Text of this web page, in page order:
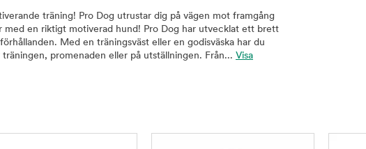
träning! Pro Dog utrustar dig på vägen mot framgång
med en riktigt motiverad hund! Pro Dog har utvecklat ett brett
Med en träningsväst eller en godisväska har du
promenaden eller på utställningen. Från... Visa